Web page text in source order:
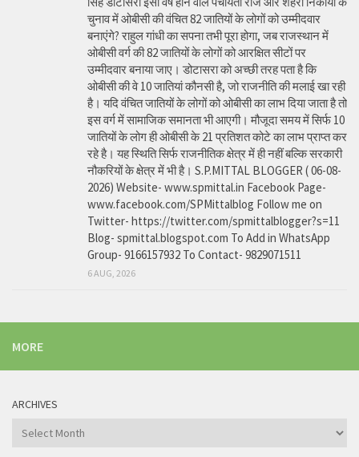
चुनाव में ओबीसी की वंचित 82 जातियों के लोगों को उम्मीदवार
बनाएंगे? राहुल गांधी का सपना तभी पूरा होगा, जब राजस्थान में
ओबीसी वर्ग की 82 जातियों के लोगों को आरक्षित सीटों पर
उम्मीदवार बनाया जाए। डोटासरा को अच्छी तरह पता है कि
ओबीसी की वे 10 जातियां कौनसी है, जो राजनीति की मलाई खा रही
है। यदि वंचित जातियों के लोगों को ओबीसी का लाभ दिया जाता है तो
इस वर्ग में सामाजिक समानता भी आएगी। मौजूदा समय में सिर्फ 10
जातियों के लोग ही ओबीसी के 21 प्रतिशत कोटे का लाभ प्राप्त कर
रहे है। यह स्थिति सिर्फ राजनीतिक क्षेत्र में ही नहीं बल्कि सरकारी
नौकरियों के क्षेत्र में भी है। S.P.MITTAL BLOGGER ( 06-08-
2026) Website- www.spmittal.in Facebook Page-
www.facebook.com/SPMittalblog Follow me on
Twitter- https://twitter.com/spmittalblogger?s=11
Blog- spmittal.blogspot.com To Add in WhatsApp
Group- 9166157932 To Contact- 9829071511
6 AUG, 2026
MORE
ARCHIVES
Archives